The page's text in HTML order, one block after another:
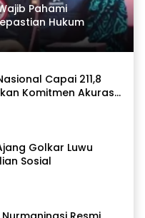
Pahami
Hukum
Capai 211,8
Komitmen Akurasi
Golkar Luwu
Sosial